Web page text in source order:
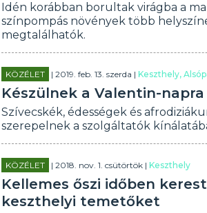
Idén korábban borultak virágba a
színpompás növények több
megtalálhatók.
KÖZÉLET | 2019. feb. 13. szerda |Keszthely,
Készülnek a Valentin-napra
Szívecskék, édességek és
szerepelnek a szolgáltatók
KÖZÉLET | 2018. nov. 1. csütörtök |Keszthely
Kellemes őszi időben
keszthelyi temetőket